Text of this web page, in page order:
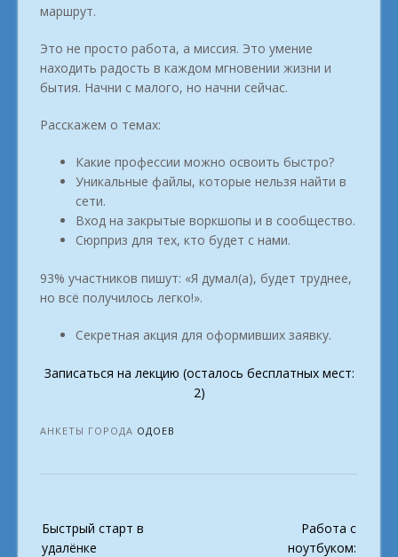
маршрут.
Это не просто работа, а миссия. Это умение
находить радость в каждом мгновении жизни и
бытия. Начни с малого, но начни сейчас.
Расскажем о темах:
Какие профессии можно освоить быстро?
Уникальные файлы, которые нельзя найти в
сети.
Вход на закрытые воркшопы и в сообщество.
Сюрприз для тех, кто будет с нами.
93% участников пишут: «Я думал(а), будет труднее,
но всё получилось легко!».
Секретная акция для оформивших заявку.
Записаться на лекцию (осталось бесплатных мест:
2)
АНКЕТЫ ГОРОДА ОДОЕВ
navigation
Быстрый старт в
удалёнке
Работа с
ноутбуком: